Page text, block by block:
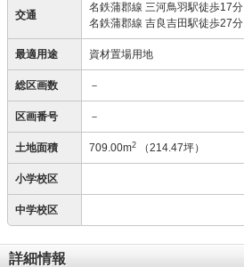
交通
名鉄蒲郡線 三河鳥羽駅徒歩17分
名鉄蒲郡線 吉良吉田駅徒歩27分
最適用途 資材置場用地
総区画数 －
区画番号 －
土地面積 709.00m2 （214.47坪）
小学校区
中学校区
詳細情報